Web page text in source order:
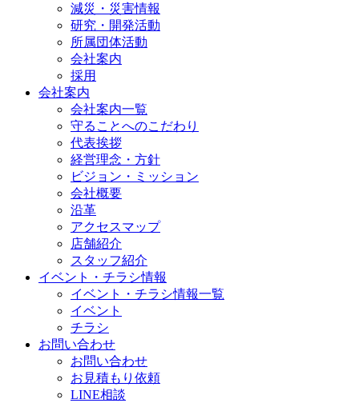
減災・災害情報
研究・開発活動
所属団体活動
会社案内
採用
会社案内
会社案内一覧
守ることへのこだわり
代表挨拶
経営理念・方針
ビジョン・ミッション
会社概要
沿革
アクセスマップ
店舗紹介
スタッフ紹介
イベント・チラシ情報
イベント・チラシ情報一覧
イベント
チラシ
お問い合わせ
お問い合わせ
お見積もり依頼
LINE相談